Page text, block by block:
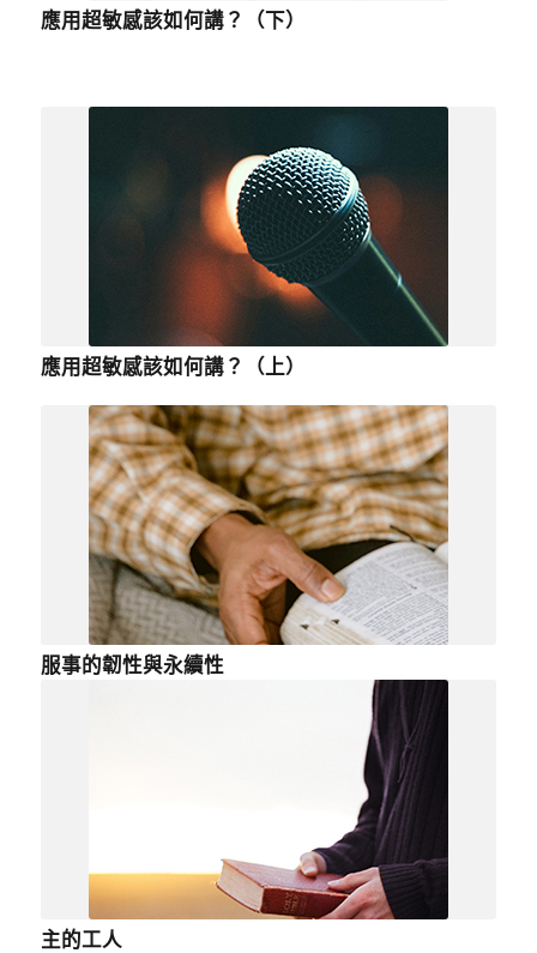
應用超敏感該如何講？（下）
應用超敏感該如何講？（上）
服事的韌性與永續性
主的工人